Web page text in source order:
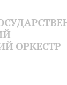
ОРКЕСТР